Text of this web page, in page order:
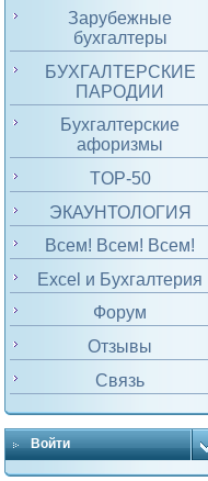
Зарубежные
бухгалтеры
БУХГАЛТЕРСКИЕ
ПАРОДИИ
Бухгалтерские
афоризмы
TOP-50
ЭКАУНТОЛОГИЯ
Всем! Всем! Всем!
Excel и Бухгалтерия
Форум
Отзывы
Связь
Войти